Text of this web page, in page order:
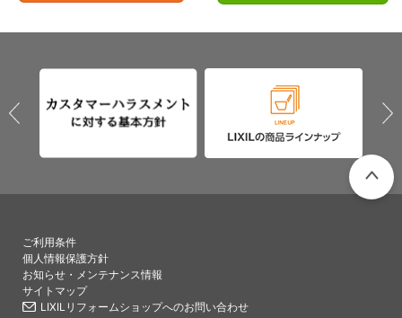
ご利用条件
個人情報保護方針
お知らせ・メンテナンス情報
サイトマップ
LIXILリフォームショップへのお問い合わせ